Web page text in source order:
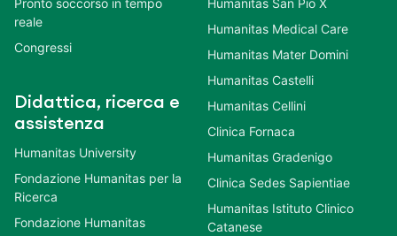
Pronto soccorso in tempo
reale
Congressi
Didattica, ricerca e
assistenza
Humanitas University
Fondazione Humanitas per la
Ricerca
Fondazione Humanitas
Humanitas San Pio X
Humanitas Medical Care
Humanitas Mater Domini
Humanitas Castelli
Humanitas Cellini
Clinica Fornaca
Humanitas Gradenigo
Clinica Sedes Sapientiae
Humanitas Istituto Clinico
Catanese